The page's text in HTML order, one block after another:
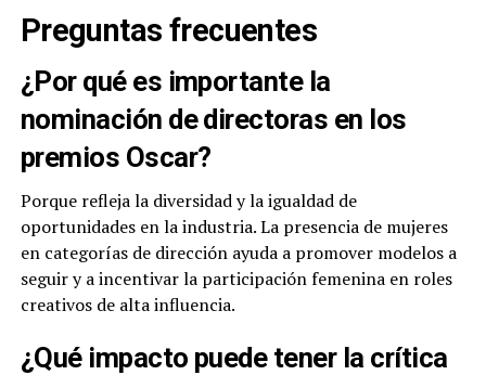
Preguntas frecuentes
¿Por qué es importante la
nominación de directoras en los
premios Oscar?
Porque refleja la diversidad y la igualdad de
oportunidades en la industria. La presencia de mujeres
en categorías de dirección ayuda a promover modelos a
seguir y a incentivar la participación femenina en roles
creativos de alta influencia.
¿Qué impacto puede tener la crítica